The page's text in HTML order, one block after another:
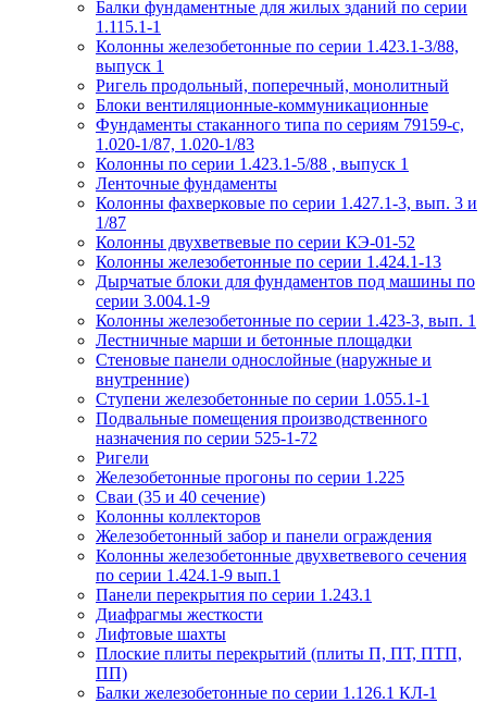
Балки фундаментные для жилых зданий по серии
1.115.1-1
Колонны железобетонные по серии 1.423.1-3/88,
выпуск 1
Ригель продольный, поперечный, монолитный
Блоки вентиляционные-коммуникационные
Фундаменты стаканного типа по сериям 79159-с,
1.020-1/87, 1.020-1/83
Колонны по серии 1.423.1-5/88 , выпуск 1
Ленточные фундаменты
Колонны фахверковые по серии 1.427.1-3, вып. 3 и
1/87
Колонны двухветвевые по серии КЭ-01-52
Колонны железобетонные по серии 1.424.1-13
Дырчатые блоки для фундаментов под машины по
серии 3.004.1-9
Колонны железобетонные по серии 1.423-3, вып. 1
Лестничные марши и бетонные площадки
Стеновые панели однослойные (наружные и
внутренние)
Ступени железобетонные по серии 1.055.1-1
Подвальные помещения производственного
назначения по серии 525-1-72
Ригели
Железобетонные прогоны по серии 1.225
Сваи (35 и 40 сечение)
Колонны коллекторов
Железобетонный забор и панели ограждения
Колонны железобетонные двухветвевого сечения
по серии 1.424.1-9 вып.1
Панели перекрытия по серии 1.243.1
Диафрагмы жесткости
Лифтовые шахты
Плоские плиты перекрытий (плиты П, ПТ, ПТП,
ПП)
Балки железобетонные по серии 1.126.1 КЛ-1